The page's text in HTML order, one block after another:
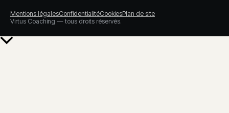
Mentions légalesConfidentialitéCookiesPlan de site
Virtus Coaching — tous droits réservés.